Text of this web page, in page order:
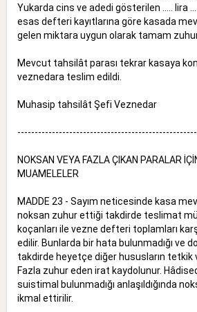
Yukarda cins ve adedi gösterilen ..... lira
esas defteri kayıtlarına göre kasada
gelen miktara uygun olarak tamam
Mevcut tahsilât parası tekrar kasaya
veznedara teslim edildi.
Muhasip tahsilât Şefi Veznedar
NOKSAN VEYA FAZLA ÇIKAN PARALAR
MUAMELELER
MADDE 23 - Sayım neticesinde kasa
noksan zuhur ettiği takdirde teslimat
koçanları ile vezne defteri toplamları
edilir. Bunlarda bir hata bulunmadığı ve
takdirde heyetçe diğer hususların tetkik
Fazla zuhur eden irat kaydolunur.
suistimal bulunmadığı anlaşıldığında
ikmal ettirilir.